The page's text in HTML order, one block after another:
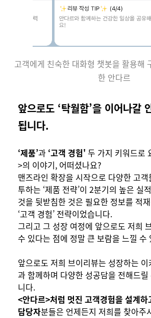
고객에게 친숙한 대화형 챗봇을 활용해
한 안다르
앞으로도 ‘탁월함’을 이어나갈
됩니다.
‘제품’과 ‘고객 경험' 두 가지 키워드로
>의 이야기, 어떠셨나요?
맨즈라인 확장을 시작으로 다양한 고
투하는 ‘제품 전략’이 2분기의 높은 실
것을 뒷받침한 것은 필요한 정보를 적
‘고객 경험’ 전략이었습니다.
그리고 그 성장 여정에 앞으로도 저희
수 있다는 점에 정말 큰 보람을 느낄 수
앞으로도 저희 브이리뷰는 성장하는
과 함께하며 다양한 성공담을 전해드
니다.
<안다르>처럼 멋진 고객경험을 설계하
담당자분들은 언제든지 저희를 찾아주